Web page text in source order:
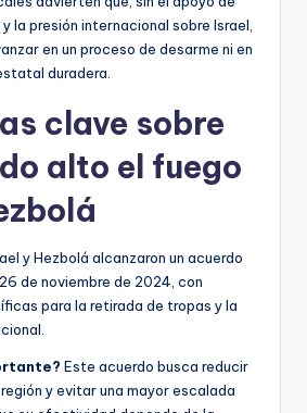
la presión internacional sobre Israel,
en un proceso de desarme ni en
duradera.
clave sobre
alto el fuego
y Hezbolá alcanzaron un acuerdo
de noviembre de 2024, con
para la retirada de tropas y la
Este acuerdo busca reducir
y evitar una mayor escalada